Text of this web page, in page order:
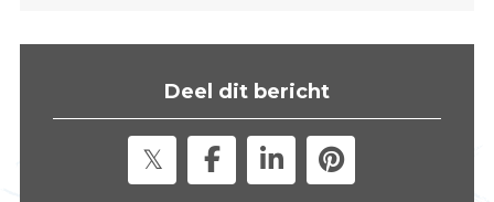
i
Deel dit bericht